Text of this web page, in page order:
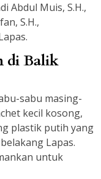
Abdul Muis, S.H.,
S.H.,
di Balik
sabu masing-
kecil kosong,
plastik putih yang
Lapas.
untuk